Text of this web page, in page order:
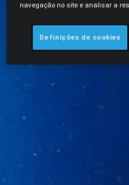
navegação no site e analisar a
Definições de cookies